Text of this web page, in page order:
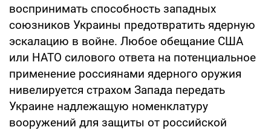
воспринимать способность западных
союзников Украины предотвратить ядерную
эскалацию в войне. Любое обещание США
или НАТО силового ответа на потенциальное
применение россиянами ядерного оружия
нивелируется страхом Запада передать
Украине надлежащую номенклатуру
вооружений для защиты от российской